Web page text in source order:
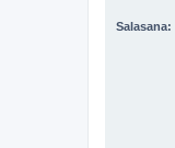
Salasana: